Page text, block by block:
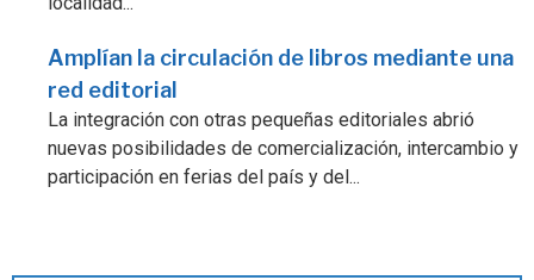
Amplían la circulación de libros mediante una
red editorial
La integración con otras pequeñas editoriales abrió
nuevas posibilidades de comercialización, intercambio y
participación en ferias del país y del...